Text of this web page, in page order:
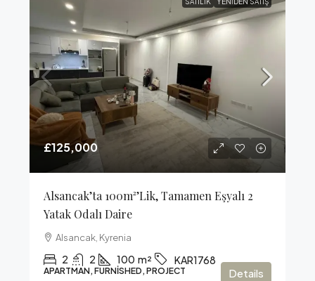
SATILIK YENIDEN SATIŞ
£125,000
Alsancak’ta 100m²’lik, Tamamen Eşyalı 2
Yatak Odalı Daire
Alsancak, Kyrenia
2 2 100 m² KAR1768
APARTMAN, FURNISHED, PROJECT Details